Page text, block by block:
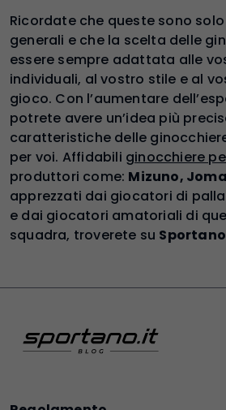
Ricordate che queste sono
generali e che la scelta delle
essere sempre adattata alle
individuali, al vostro stile e al
gioco. Con l’aumentare
potrete avere un’idea più
caratteristiche delle
per voi. Affidabili ginocchiere
produttori come: Mizuno,
apprezzati dai giocatori di
e dai giocatori amatoriali di
squadra, troverete su